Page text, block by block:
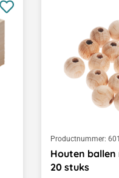
Productnummer:
Houten
20 stuks